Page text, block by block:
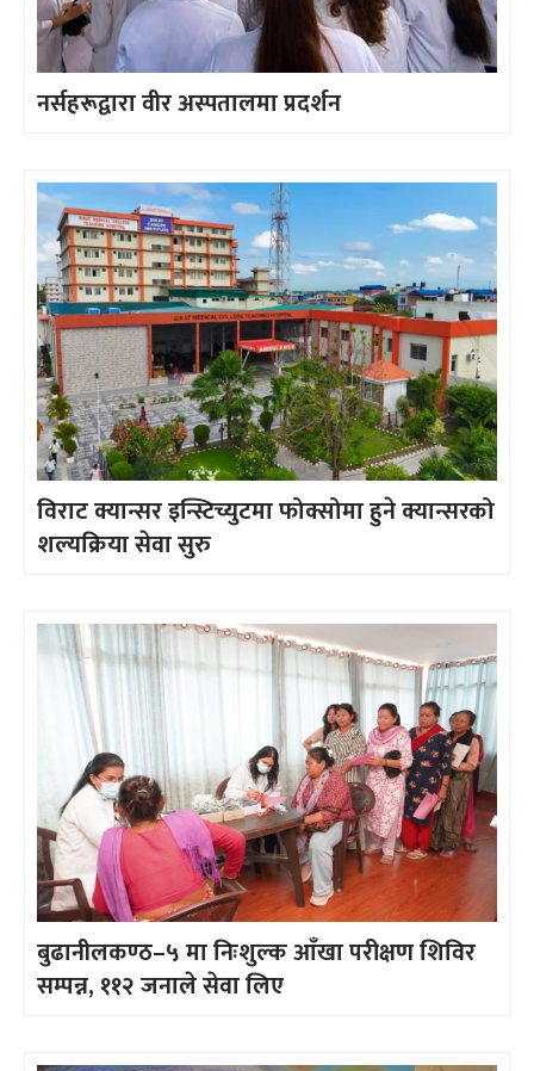
नर्सहरूद्वारा वीर अस्पतालमा प्रदर्शन
विराट क्यान्सर इन्स्टिच्युटमा फोक्सोमा हुने क्यान्सरको
शल्यक्रिया सेवा सुरु
बुढानीलकण्ठ–५ मा निःशुल्क आँखा परीक्षण शिविर
सम्पन्न, ११२ जनाले सेवा लिए